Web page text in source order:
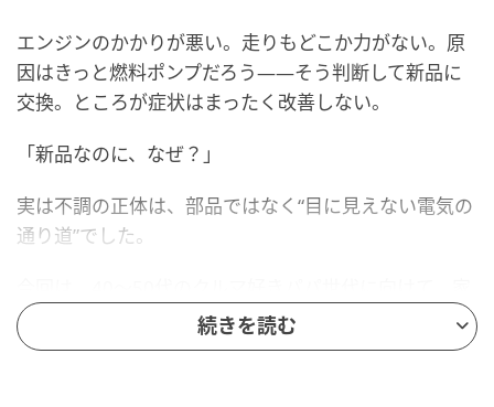
エンジンのかかりが悪い。走りもどこか力がない。原
因はきっと燃料ポンプだろう――そう判断して新品に
交換。ところが症状はまったく改善しない。
「新品なのに、なぜ？」
実は不調の正体は、部品ではなく“目に見えない電気の
通り道”でした。
族にも説明できるレベルでやさしく解説します。クル
マは機械であると同時に、れっきとした電気製品でも
続きを読む